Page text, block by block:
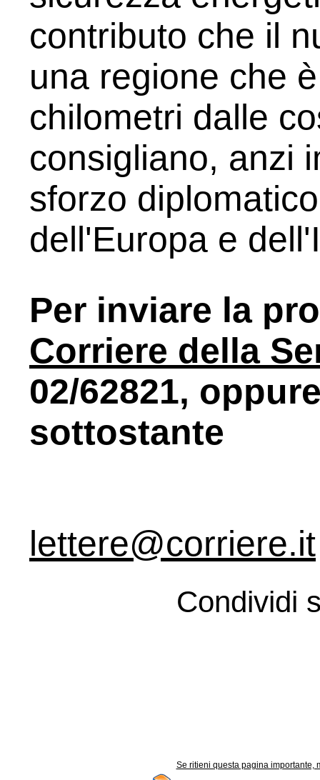
contributo che il
una regione che
chilometri dalle
consigliano, anzi
sforzo
dell'Europa e
Per inviare la
Corriere della
02/62821,
sottostante
lettere@corriere.it
Condividi
Se ritieni questa pagina importante,